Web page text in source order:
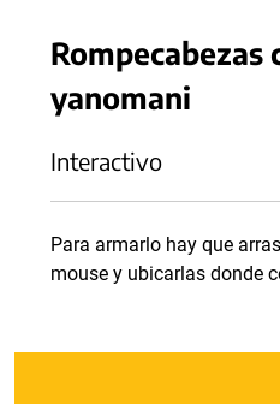
Rompecabezas
yanomani
Interactivo
Para armarlo hay que
mouse y ubicarlas donde